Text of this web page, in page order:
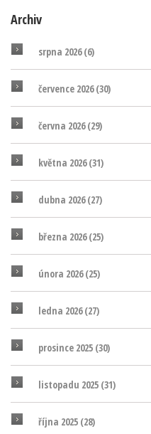
Archiv
srpna 2026(6)
července 2026(30)
června 2026(29)
května 2026(31)
dubna 2026(27)
března 2026(25)
února 2026(25)
ledna 2026(27)
prosince 2025 (30)
listopadu 2025 (31)
října 2025 (28)